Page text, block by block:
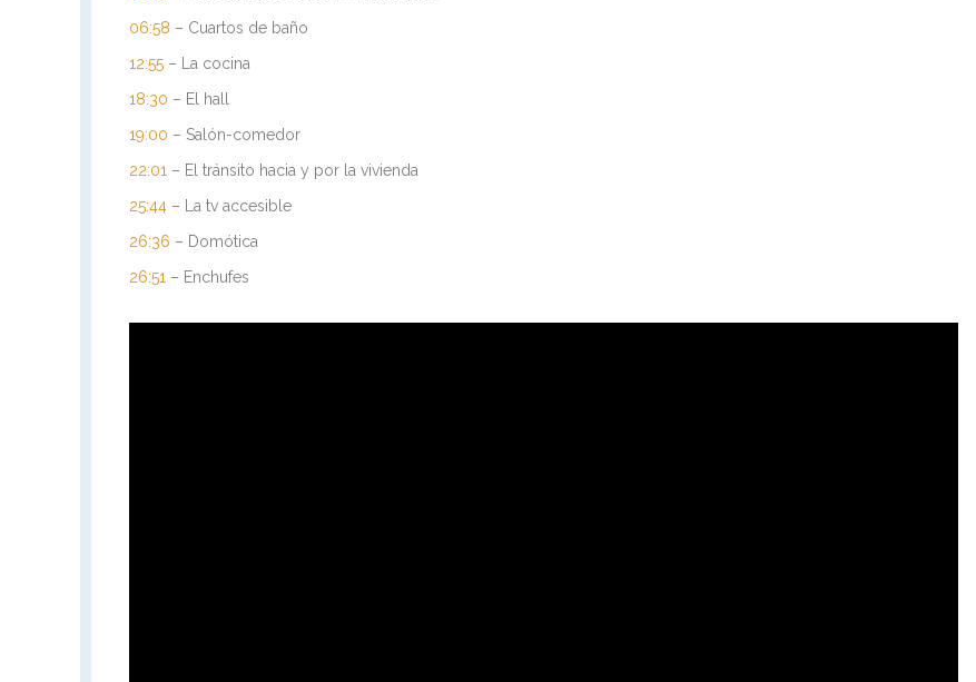
06:58 – Cuartos de baño
12:55 – La cocina
18:30 – El hall
19:00 – Salón-comedor
22:01 – El tránsito hacia y por la vivienda
25:44 – La tv accesible
26:36 – Domótica
26:51 – Enchufes